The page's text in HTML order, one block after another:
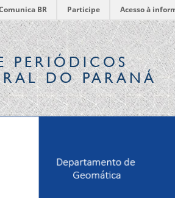
BR Participe Acesso à
PERIÓDICOS
DO PARANÁ